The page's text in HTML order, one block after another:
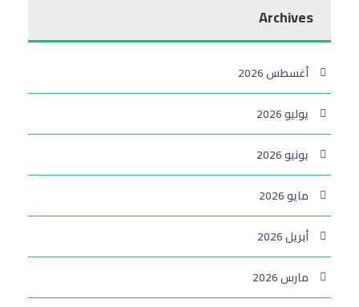
Archives
أغسطس 2026
يوليو 2026
يونيو 2026
مايو 2026
أبريل 2026
مارس 2026